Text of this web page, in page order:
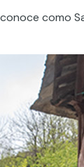
como